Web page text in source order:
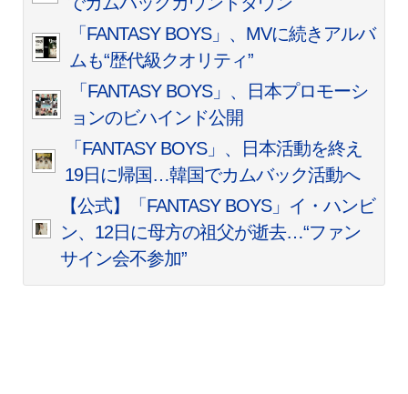
「FANTASY BOYS」、MVに続きアルバ
ムも“歴代級クオリティ”
「FANTASY BOYS」、日本プロモーシ
ョンのビハインド公開
「FANTASY BOYS」、日本活動を終え
19日に帰国…韓国でカムバック活動へ
【公式】「FANTASY BOYS」イ・ハンビ
ン、12日に母方の祖父が逝去…“ファン
サイン会不参加”